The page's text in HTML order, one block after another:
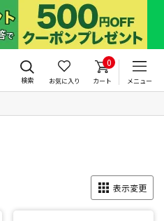
検索 お気に入り
0
カート メニュー
表示変更